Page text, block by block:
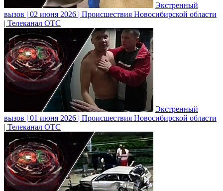
Экстренный
вызов | 02 июня 2026 | Происшествия Новосибирской области
| Телеканал ОТС
Экстренный
вызов | 01 июня 2026 | Происшествия Новосибирской области
| Телеканал ОТС